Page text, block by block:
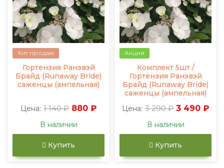
Хит продаж
Гортензия Ранэвэй
Брайд (Runaway Bride)
саженцы (ампельная)
Цена: 1 140 ₽ 880 ₽
В наличии
Купить
Акция
Комплект 5шт /
Гортензия Ранэвэй
Брайд (Runaway Bride)
саженцы (ампельная)
Цена: 3 290 ₽ 3 490 ₽
В наличии
Купить